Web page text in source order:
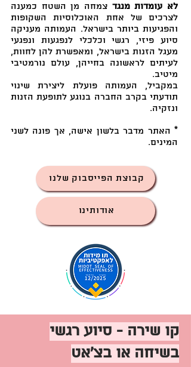
לא עומדות מנגד צמחה מן השטח כמענה
לצרכים של אחת האוכלוסיות השקופות
והפגיעות ביותר בישראל. העמותה מעניקה
סיוע פיזי, רגשי וכלכלי לנפגעות ונפגעי
מעגל הזנות בישראל, ומאפשרת להן לחוות,
לעיתים לראשונה בחייהן, עולם נורמטיבי
מיטיב.
במקביל, העמותה פועלת ליצירת שינוי
תודעתי בקרב החברה בנוגע לתופעת הזנות
ונזקיה.
* האתר מדבר בלשון אישה, אך פונה לשני
המינים.
קבוצת הפייסבוק שלנו
אודותינו
קו שירה - סיוע רגשי
בשיחה או בצ'אט